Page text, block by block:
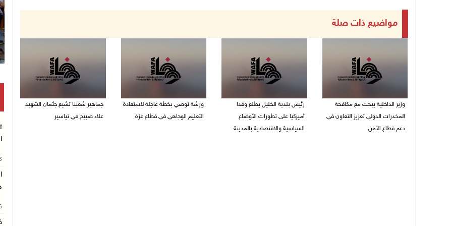
مواضيع ذات صلة
وزير الداخلية يبحث مع مكافحة
المخدرات الدولي تعزيز التعاون في
دعم قطاع الأمن
رئيس بلدية الخليل يطلع وفدا
أميركيا على تطورات الأوضاع
السياسية والاقتصادية بالمدينة
ورشة توصي بخطة عاجلة لاستعادة
التعليم الوجاهي في قطاع غزة
جماهير شعبنا تشيع جثمان الشهيد
علاء صبيح في تياسير